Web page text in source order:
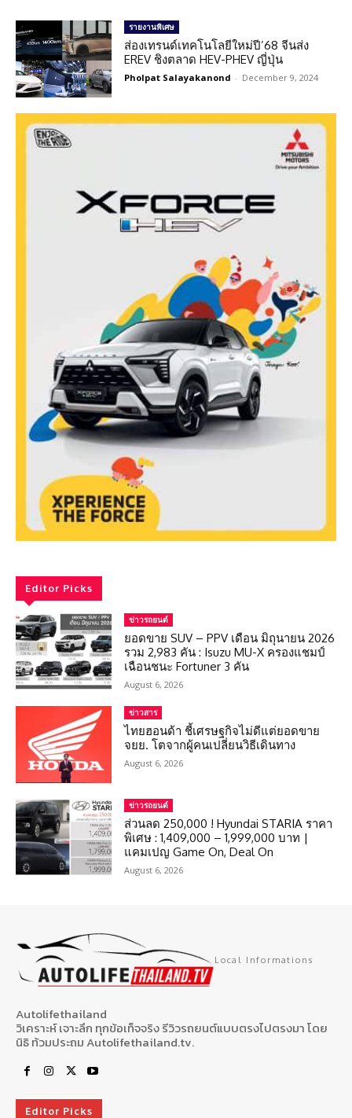
รายงานพิเศษ
ส่องเทรนด์เทคโนโลยีใหม่ปี’68 จีนส่ง
EREV ชิงตลาด HEV-PHEV ญี่ปุ่น
Pholpat Salayakanond - December 9, 2024
Editor Picks
ข่าวรถยนต์
ยอดขาย SUV – PPV เดือน มิถุนายน 2026
รวม 2,983 คัน : Isuzu MU-X ครองแชมป์
เฉือนชนะ Fortuner 3 คัน
August 6, 2026
ข่าวสาร
ไทยฮอนด้า ชี้เศรษฐกิจไม่ดีแต่ยอดขาย
จยย. โตจากผู้คนเปลี่ยนวิธีเดินทาง
August 6, 2026
ข่าวรถยนต์
ส่วนลด 250,000 ! Hyundai STARIA ราคา
พิเศษ : 1,409,000 – 1,999,000 บาท |
แคมเปญ Game On, Deal On
August 6, 2026
Local Informations
Autolifethailand
วิเคราะห์ เจาะลึก ทุกข้อเท็จจริง รีวิวรถยนต์แบบตรงไปตรงมา โดย
นิธิ ท้วมประถม Autolifethailand.tv.
Editor Picks